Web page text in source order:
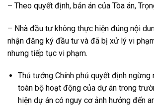
– Theo quyết định, bản án của Tòa án,
– Nhà đầu tư không thực hiện đúng nội
nhận đăng ký đầu tư và đã bị xử lý vi
nhưng tiếp tục vi phạm.
Thủ tướng Chính phủ quyết định ngừng
toàn bộ hoạt động của dự án trong
hiện dự án có nguy cơ ảnh hưởng đến